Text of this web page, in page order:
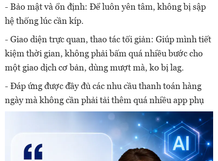
- Bảo mật và ổn định: Để luôn yên tâm, không bị sập
hệ thống lúc cần kíp.
- Giao diện trực quan, thao tác tối giản: Giúp mình tiết
kiệm thời gian, không phải bấm quá nhiều bước cho
một giao dịch cơ bản, dùng mượt mà, ko bị lag.
- Đáp ứng được đầy đủ các nhu cầu thanh toán hàng
ngày mà không cần phải tải thêm quá nhiều app phụ